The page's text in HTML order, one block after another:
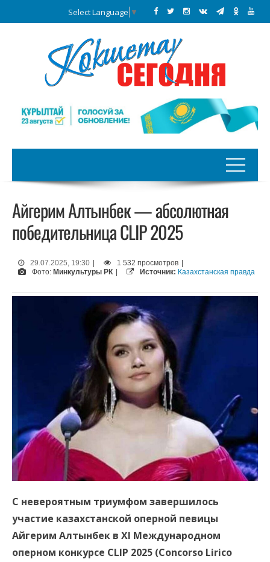
Select Language ▼
Айгерим Алтынбек — абсолютная
победительница CLIP 2025
29.07.2025, 19:30 1 532 просмотров
Фото: Минкультуры РК Источник: Казахстанская правда
С невероятным триумфом завершилось
участие казахстанской оперной певицы
Айгерим Алтынбек в XI Международном
оперном конкурсе CLIP 2025 (Concorso Lirico